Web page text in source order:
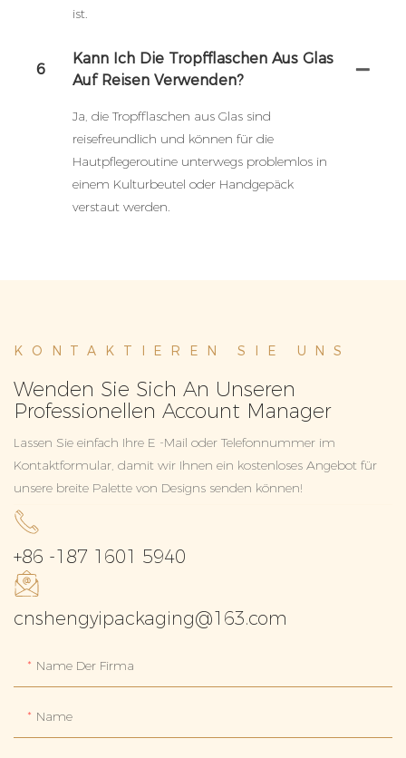
ist.
6
Kann Ich Die Tropfflaschen Aus Glas
Auf Reisen Verwenden?
Ja, die Tropfflaschen aus Glas sind
reisefreundlich und können für die
Hautpflegeroutine unterwegs problemlos in
einem Kulturbeutel oder Handgepäck
verstaut werden.
KONTAKTIEREN SIE UNS
Wenden Sie Sich An Unseren
Professionellen Account Manager
Lassen Sie einfach Ihre E -Mail oder Telefonnummer im
Kontaktformular, damit wir Ihnen ein kostenloses Angebot für
unsere breite Palette von Designs senden können!
+86 -187 1601 5940
cnshengyipackaging@163.com
Name Der Firma
Name